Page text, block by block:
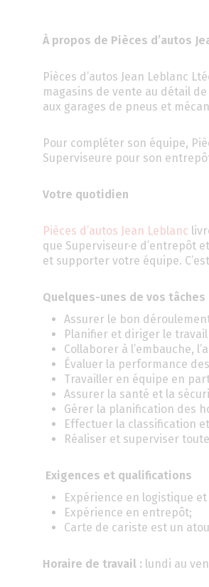
À propos de Pièces d’autos
Pièces d’autos Jean Leblanc
magasins de vente au détail
aux garages de pneus et
Pour compléter son équipe,
Superviseure pour son
Votre quotidien
Pièces d’autos Jean Leblanc
que Superviseur·e d’entrepôt
et supporter votre équipe.
Quelques-unes de vos
Assurer le bon
Planifier et diriger le
Collaborer à l’embauche,
Évaluer la performance
Travailler en équipe en
Assurer la santé et la
Gérer la planification des
Effectuer la classification
Réaliser et superviser
Exigences et qualifications
Expérience en logistique
Expérience en entrepôt;
Carte de cariste est un
Horaire de travail : lundi au